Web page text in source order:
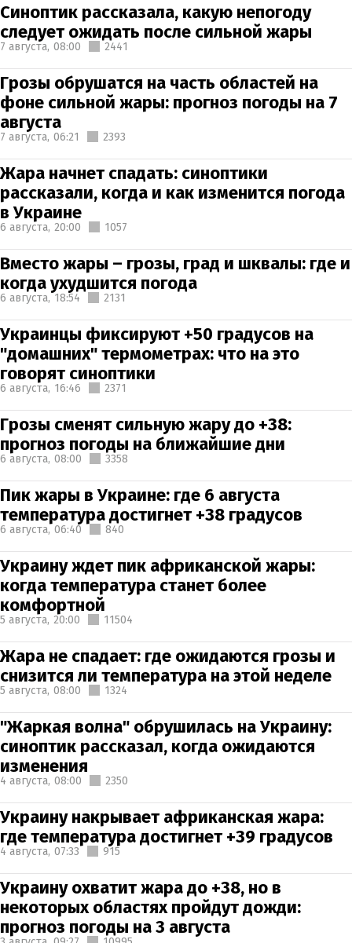
Синоптик рассказала, какую непогоду
следует ожидать после сильной жары
7 августа, 08:00 2441
Грозы обрушатся на часть областей на
фоне сильной жары: прогноз погоды на 7
августа
7 августа, 06:21 2393
Жара начнет спадать: синоптики
рассказали, когда и как изменится погода
в Украине
6 августа, 20:00 1057
Вместо жары – грозы, град и шквалы: где и
когда ухудшится погода
6 августа, 18:54 2131
Украинцы фиксируют +50 градусов на
"домашних" термометрах: что на это
говорят синоптики
6 августа, 16:46 2371
Грозы сменят сильную жару до +38:
прогноз погоды на ближайшие дни
6 августа, 08:00 3358
Пик жары в Украине: где 6 августа
температура достигнет +38 градусов
6 августа, 06:40 840
Украину ждет пик африканской жары:
когда температура станет более
комфортной
5 августа, 20:00 11504
Жара не спадает: где ожидаются грозы и
снизится ли температура на этой неделе
5 августа, 08:00 1324
"Жаркая волна" обрушилась на Украину:
синоптик рассказал, когда ожидаются
изменения
4 августа, 08:00 2350
Украину накрывает африканская жара:
где температура достигнет +39 градусов
4 августа, 07:33 915
Украину охватит жара до +38, но в
некоторых областях пройдут дожди:
прогноз погоды на 3 августа